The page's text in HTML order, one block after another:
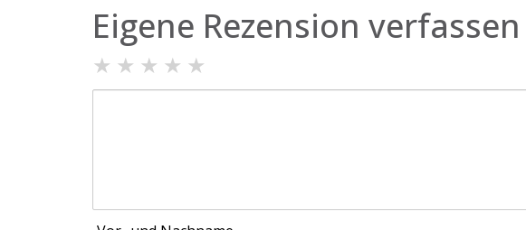
Eigene Rezension verfassen
★ ★ ★ ★ ★